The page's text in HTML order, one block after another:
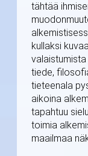
tähtää
kullaksi
tiede,
tieteenala
aikoina
tapahtuu
toimia
maailmaa